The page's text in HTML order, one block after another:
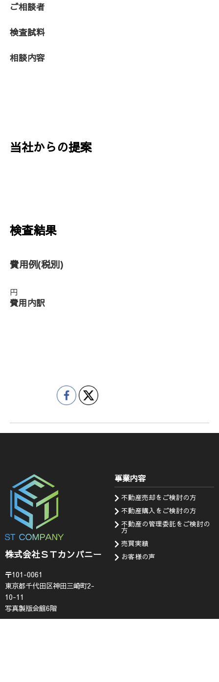
ご相談者
検査試料
相談内容
当社からの提案
検査結果
費用例(税別)
円
費用内訳
株式会社ＳＴカンパニー
〒101-0061
東京都千代田区神田三崎町2-
10-11
写真製版会館6階
事業内容
不動産売却をご検討の方
不動産購入をご検討の方
不動産の管理委託をご検討の
方
売買実績
お客様の声